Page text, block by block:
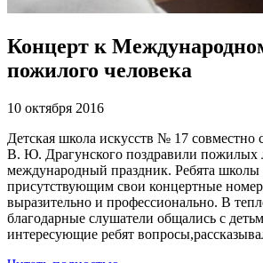
Концерт к
пожилого человека
10 октября 2016
Детская школа искусств № 17 совместно
В. Ю. Драгунского поздравили пожилых
международный праздник. Ребята школы
присутствующим свои концертные
выразительно и профессионально. В
благодарные слушатели общались с
интересующие ребят